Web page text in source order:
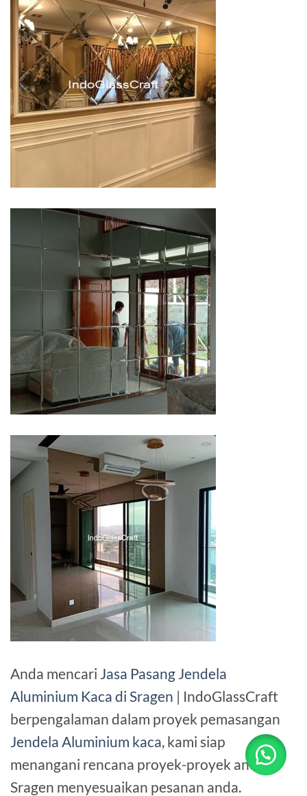
Anda mencari Jasa Pasang Jendela
Aluminium Kaca di Sragen | IndoGlassCraft
berpengalaman dalam proyek pemasangan
Jendela Aluminium kaca, kami siap
menangani rencana proyek-proyek anda di
Sragen menyesuaikan pesanan anda.